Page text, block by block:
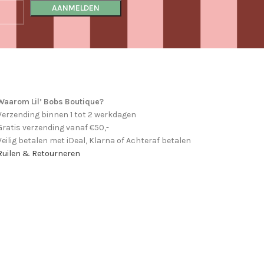
Lil’ Bobs Boutique?
binnen 1 tot 2 werkdagen
verzending vanaf €50,-
betalen met iDeal, Klarna of Achteraf betalen
& Retourneren